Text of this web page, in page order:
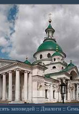
заповедей::Диалоги::